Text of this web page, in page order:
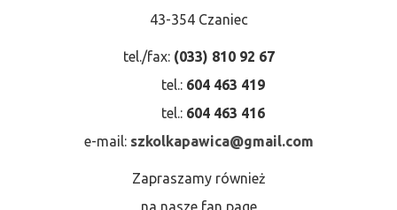
43-354 Czaniec
tel./fax:(033) 810 92 67
tel.:604 463 419
tel.:604 463 416
e-mail: szkolkapawica@gmail.com
Zapraszamy również
na nasze fan page